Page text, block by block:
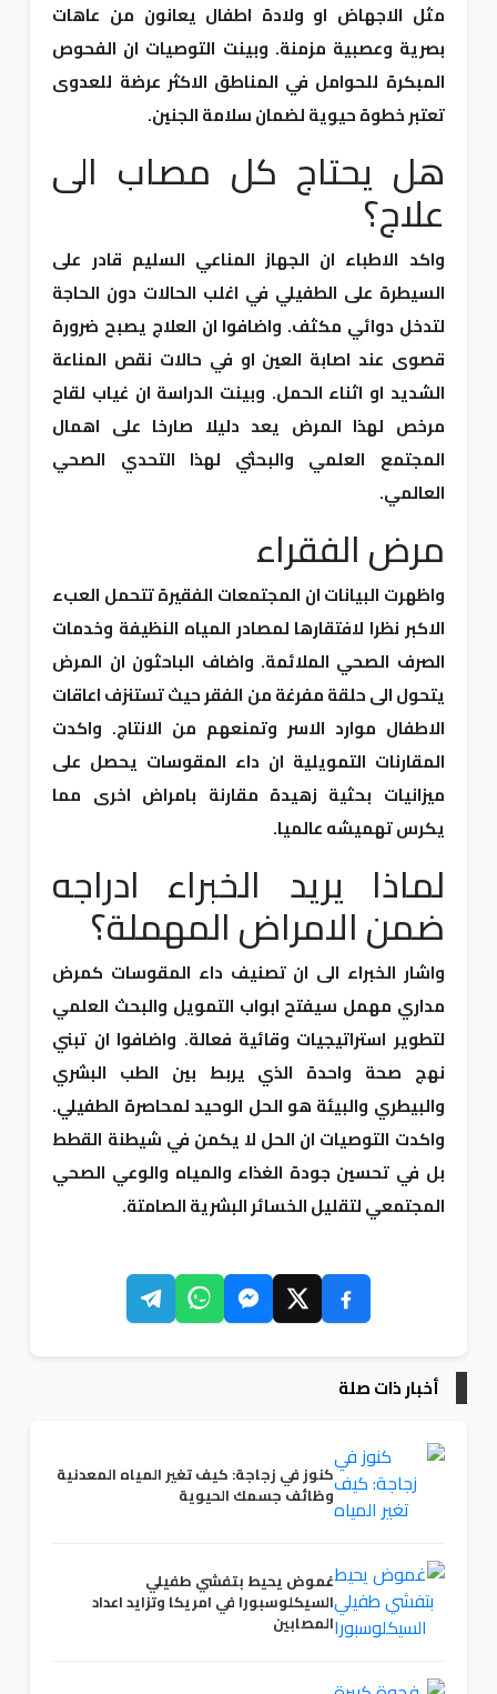
مثل الاجهاض او ولادة اطفال يعانون من عاهات
بصرية وعصبية مزمنة. وبينت التوصيات ان الفحوص
المبكرة للحوامل في المناطق الاكثر عرضة للعدوى
تعتبر خطوة حيوية لضمان سلامة الجنين.
هل يحتاج كل مصاب الى
علاج؟
واكد الاطباء ان الجهاز المناعي السليم قادر على
السيطرة على الطفيلي في اغلب الحالات دون الحاجة
لتدخل دوائي مكثف. واضافوا ان العلاج يصبح ضرورة
قصوى عند اصابة العين او في حالات نقص المناعة
الشديد او اثناء الحمل. وبينت الدراسة ان غياب لقاح
مرخص لهذا المرض يعد دليلا صارخا على اهمال
المجتمع العلمي والبحثي لهذا التحدي الصحي
العالمي.
مرض الفقراء
واظهرت البيانات ان المجتمعات الفقيرة تتحمل العبء
الاكبر نظرا لافتقارها لمصادر المياه النظيفة وخدمات
الصرف الصحي الملائمة. واضاف الباحثون ان المرض
يتحول الى حلقة مفرغة من الفقر حيث تستنزف اعاقات
الاطفال موارد الاسر وتمنعهم من الانتاج. واكدت
المقارنات التمويلية ان داء المقوسات يحصل على
ميزانيات بحثية زهيدة مقارنة بامراض اخرى مما
يكرس تهميشه عالميا.
لماذا يريد الخبراء ادراجه
ضمن الامراض المهملة؟
واشار الخبراء الى ان تصنيف داء المقوسات كمرض
مداري مهمل سيفتح ابواب التمويل والبحث العلمي
لتطوير استراتيجيات وقائية فعالة. واضافوا ان تبني
نهج صحة واحدة الذي يربط بين الطب البشري
والبيطري والبيئة هو الحل الوحيد لمحاصرة الطفيلي.
واكدت التوصيات ان الحل لا يكمن في شيطنة القطط
بل في تحسين جودة الغذاء والمياه والوعي الصحي
المجتمعي لتقليل الخسائر البشرية الصامتة.
أخبار ذات صلة
كنوز في زجاجة: كيف تغير المياه المعدنية
وظائف جسمك الحيوية
غموض يحيط بتفشي طفيلي
السيكلوسبورا في امريكا وتزايد اعداد
المصابين